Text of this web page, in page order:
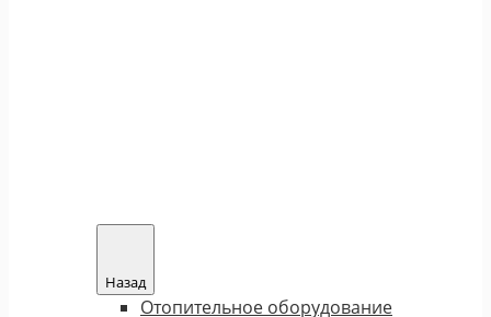
Назад
Отопительное оборудование